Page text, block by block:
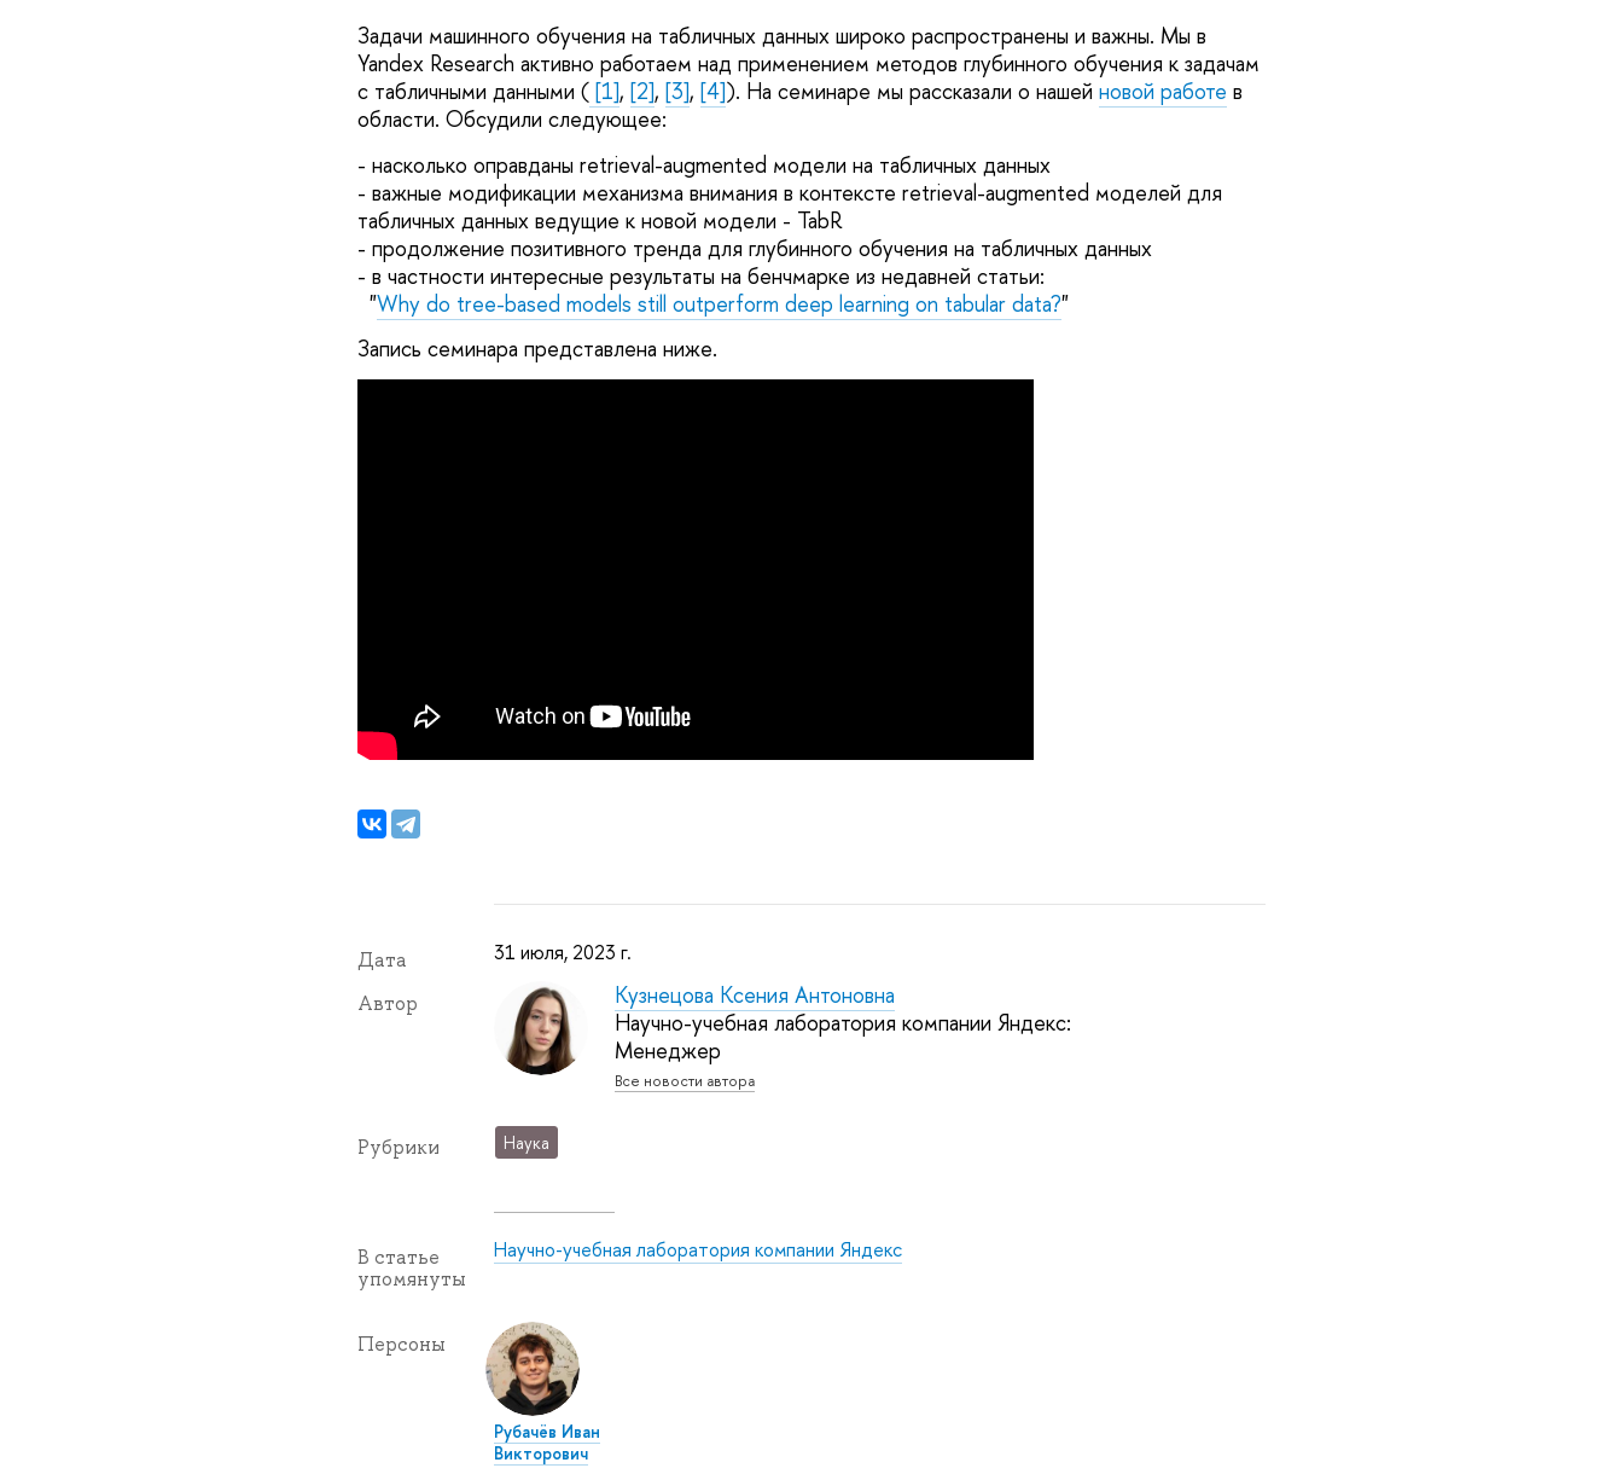
Задачи машинного обучения на табличных данных широко распространены и важны. Мы в
Yandex Research активно работаем над применением методов глубинного обучения к задачам
с табличными данными ([1], [2], [3], [4]). На семинаре мы рассказали о нашей новой работе в
области. Обсудили следующее:
- насколько оправданы retrieval-augmented модели на табличных данных
- важные модификации механизма внимания в контексте retrieval-augmented моделей для
табличных данных ведущие к новой модели - TabR
- продолжение позитивного тренда для глубинного обучения на табличных данных
- в частности интересные результаты на бенчмарке из недавней статьи:
"Why do tree-based models still outperform deep learning on tabular data?"
Запись семинара представлена ниже.
Дата 31 июля, 2023 г.
Автор
Кузнецова Ксения Антоновна
Научно-учебная лаборатория компании Яндекс:
Менеджер
Все новости автора
Рубрики Наука
В статье
упомянуты
Научно-учебная лаборатория компании Яндекс
Персоны
Рубачёв Иван
Викторович